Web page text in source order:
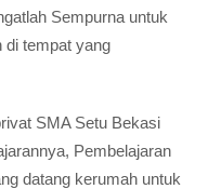
Sempurna untuk
di tempat yang
SMA Setu Bekasi
Pembelajaran
datang kerumah untuk